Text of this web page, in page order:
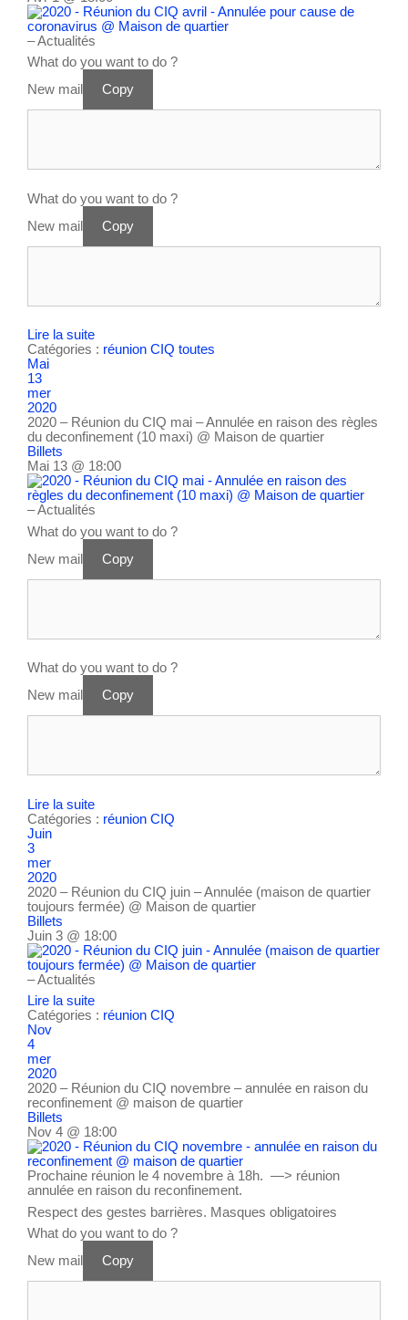
– Actualités
What do you want to do ?
New mail
Copy
What do you want to do ?
New mail
Copy
Lire la suite
Catégories : réunion CIQ toutes
Mai
13
mer
2020
2020 – Réunion du CIQ mai – Annulée en raison des règles
du deconfinement (10 maxi) @ Maison de quartier
Billets
Mai 13 @ 18:00
– Actualités
What do you want to do ?
New mail
Copy
What do you want to do ?
New mail
Copy
Lire la suite
Catégories : réunion CIQ
Juin
3
mer
2020
2020 – Réunion du CIQ juin – Annulée (maison de quartier
toujours fermée) @ Maison de quartier
Billets
Juin 3 @ 18:00
– Actualités
Lire la suite
Catégories : réunion CIQ
Nov
4
mer
2020
2020 – Réunion du CIQ novembre – annulée en raison du
reconfinement @ maison de quartier
Billets
Nov 4 @ 18:00
Prochaine réunion le 4 novembre à 18h. —> réunion
annulée en raison du reconfinement.
Respect des gestes barrières. Masques obligatoires
What do you want to do ?
New mail
Copy